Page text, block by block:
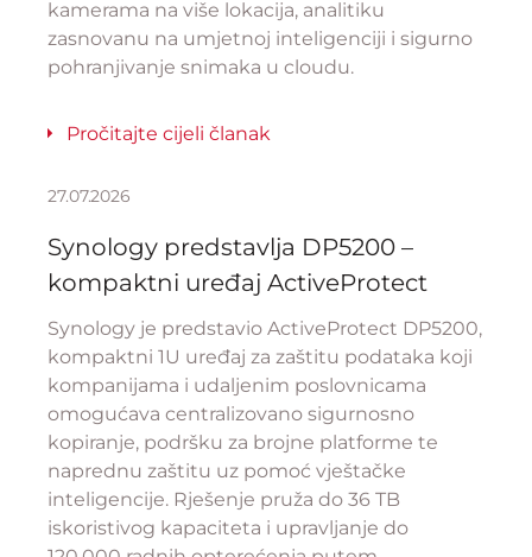
kamerama na više lokacija, analitiku
zasnovanu na umjetnoj inteligenciji i sigurno
pohranjivanje snimaka u cloudu.
Pročitajte cijeli članak
27.07.2026
Synology predstavlja DP5200 –
kompaktni uređaj ActiveProtect
Synology je predstavio ActiveProtect DP5200,
kompaktni 1U uređaj za zaštitu podataka koji
kompanijama i udaljenim poslovnicama
omogućava centralizovano sigurnosno
kopiranje, podršku za brojne platforme te
naprednu zaštitu uz pomoć vještačke
inteligencije. Rješenje pruža do 36 TB
iskoristivog kapaciteta i upravljanje do